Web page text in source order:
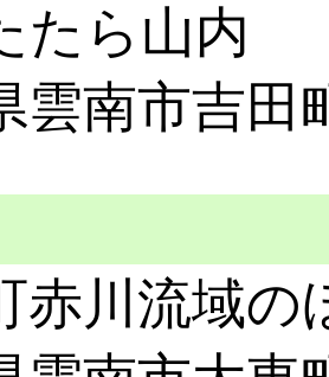
たら山内
南市吉田
赤川流域の